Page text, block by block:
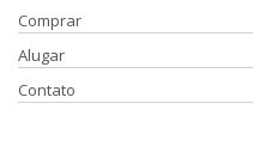
Comprar
Alugar
Contato